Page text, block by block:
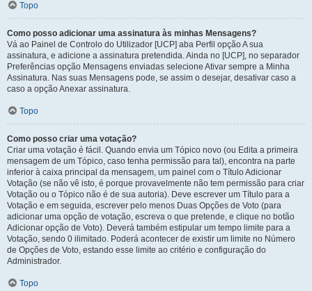
Topo
Como posso adicionar uma assinatura às minhas Mensagens?
Vá ao Painel de Controlo do Utilizador [UCP] aba Perfil opção A sua
assinatura, e adicione a assinatura pretendida. Ainda no [UCP], no separador
Preferências opção Mensagens enviadas selecione Ativar sempre a Minha
Assinatura. Nas suas Mensagens pode, se assim o desejar, desativar caso a
caso a opção Anexar assinatura.
Topo
Como posso criar uma votação?
Criar uma votação é fácil. Quando envia um Tópico novo (ou Edita a primeira
mensagem de um Tópico, caso tenha permissão para tal), encontra na parte
inferior à caixa principal da mensagem, um painel com o Título Adicionar
Votação (se não vê isto, é porque provavelmente não tem permissão para criar
Votação ou o Tópico não é de sua autoria). Deve escrever um Título para a
Votação e em seguida, escrever pelo menos Duas Opções de Voto (para
adicionar uma opção de votação, escreva o que pretende, e clique no botão
Adicionar opção de Voto). Deverá também estipular um tempo limite para a
Votação, sendo 0 ilimitado. Poderá acontecer de existir um limite no Número
de Opções de Voto, estando esse limite ao critério e configuração do
Administrador.
Topo